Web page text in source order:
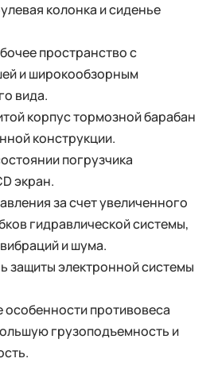
колонка и сиденье
пространство с
и широкообзорным
вида.
корпус тормозной барабан
конструкции.
погрузчика
экран.
за счет увеличенного
гидравлической системы,
и шума.
защиты электронной системы
особенности противовеса
грузоподъемность и